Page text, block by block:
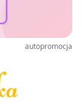
autopromocja